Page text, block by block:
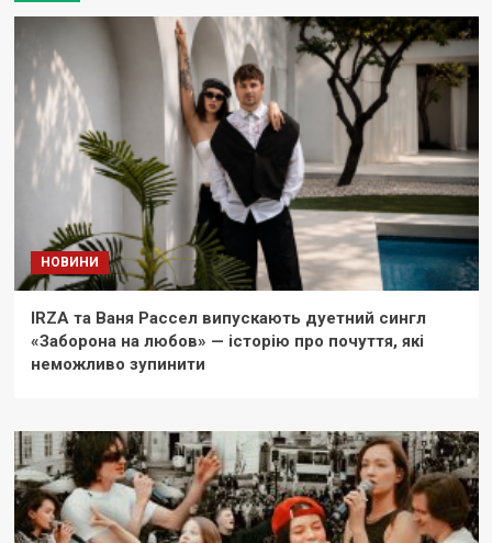
НОВИНИ
IRZA та Ваня Рассел випускають дуетний сингл
«Заборона на любов» — історію про почуття, які
неможливо зупинити